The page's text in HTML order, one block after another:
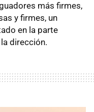
más firmes,
y firmes, un
en la parte
dirección.